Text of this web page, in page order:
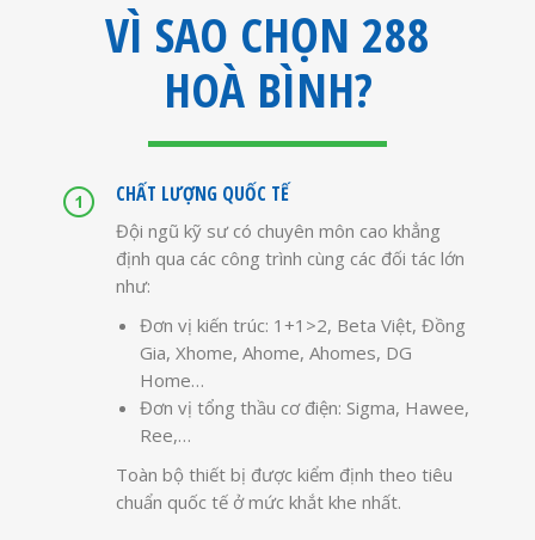
VÌ SAO CHỌN 288
HOÀ BÌNH?
CHẤT LƯỢNG QUỐC TẾ
Đội ngũ kỹ sư có chuyên môn cao khẳng
định qua các công trình cùng các đối tác lớn
như:
Đơn vị kiến trúc: 1+1>2, Beta Việt, Đồng
Gia, Xhome, Ahome, Ahomes, DG
Home…
Đơn vị tổng thầu cơ điện: Sigma, Hawee,
Ree,…
Toàn bộ thiết bị được kiểm định theo tiêu
chuẩn quốc tế ở mức khắt khe nhất.